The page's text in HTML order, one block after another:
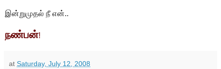
இன்றுமுதல் நீ என்..
நண்பன்!
at Saturday, July 12, 2008